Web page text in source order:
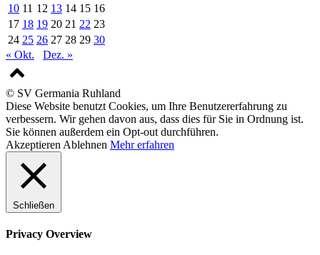
10 11 12 13 14 15 16
17 18 19 20 21 22 23
24 25 26 27 28 29 30
« Okt.
Dez. »
© SV Germania Ruhland
Diese Website benutzt Cookies, um Ihre Benutzererfahrung zu
verbessern. Wir gehen davon aus, dass dies für Sie in Ordnung ist.
Sie können außerdem ein Opt-out durchführen.
Akzeptieren Ablehnen Mehr erfahren
Schließen
Privacy Overview